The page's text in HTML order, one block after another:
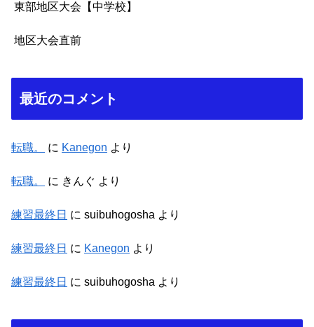
東部地区大会【中学校】
地区大会直前
最近のコメント
転職。 に Kanegon より
転職。 に きんぐ より
練習最終日 に suibuhogosha より
練習最終日 に Kanegon より
練習最終日 に suibuhogosha より